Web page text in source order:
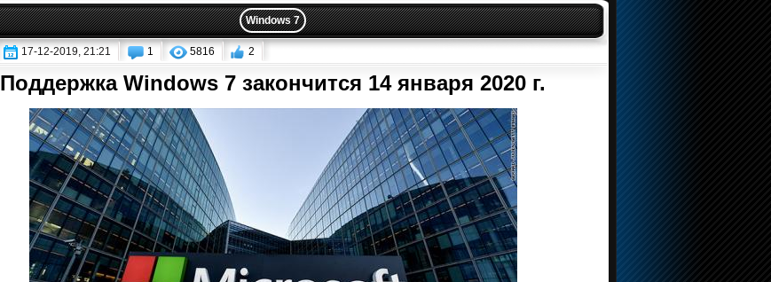
Windows 7
17-12-2019, 21:21 1 5816 2
Поддержка Windows 7 закончится 14 января 2020 г.